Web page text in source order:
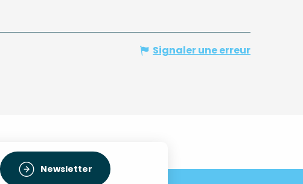
Signaler une erreur
Newsletter